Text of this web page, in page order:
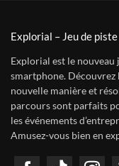
Explorial – Jeu de
Explorial est le
smartphone. Découvrez
nouvelle manière et
parcours sont parfaits
les événements
Amusez-vous bien en